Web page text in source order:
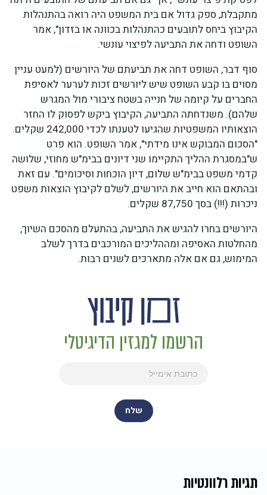
מתקבלת, ספק גדול אם בית המשפט היה רואה בהתנהלות
הקיבוץ ביחס לתובעים כהתנהלות בכוונה או בזדון", אמר
השופט ודחה את התביעה לפיצוי עונשי.
סוף דבר, השופט דחה את תביעתם של היורשים (למעט עניין
מסוים בו קבע השופט שיש ליורשים זכות לערער לאסיפת
החברים על קיומה של חנייה בשטח ציבורי מול המגרש
שלהם). משנדחתה התביעה, הקיבוץ ביקש לפסוק לו החזר
הוצאותיו המשפטיות שהגיעו לטענתו לכדי 242,000 שקלים.
"הסכום המבוקש אינו מידתי", אמר השופט. הוא פרט
ש"במסגרת ההליך התקיימו שני דיונים בבימ"ש מחוזי, שלושה
קדמי משפט בבימ"ש שלום, דיון הוכחות וסיכומים". עם זאת
ובהתאם הוא חייב את היורשים, לשלם לקיבוץ הוצאות משפט
ניכרות (!!!) בסך 87,750 שקלים.
היורשים בחרו להגיש את התביעה, בהתעלם מהסכם השיוך,
מהחלטות האסיפה ומההליכים המורכבים בדרך לשלב
המימוש, גם אם אלה מתארכים לשנים רבות.
הרשמו למגזין הדיגיטלי
תגיות רלוונטיות